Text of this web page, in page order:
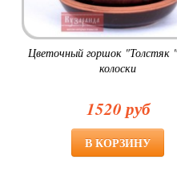
Цветочный горшок
колоски
1520 руб